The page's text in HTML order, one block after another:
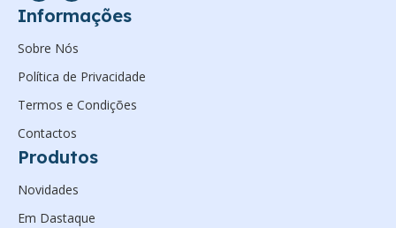
Informações
Sobre Nós
Política de Privacidade
Termos e Condições
Contactos
Produtos
Novidades
Em Dastaque